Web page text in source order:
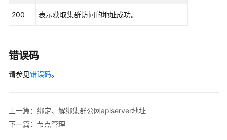
新
集
群
200 表示获取集群访问的地址成功。
错误码
请参见错误码。
上一篇：绑定、解绑集群公网apiserver地址
下一篇：节点管理